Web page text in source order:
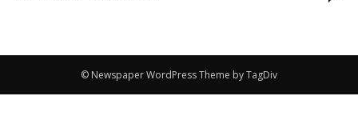
© Newspaper WordPress Theme by TagDiv